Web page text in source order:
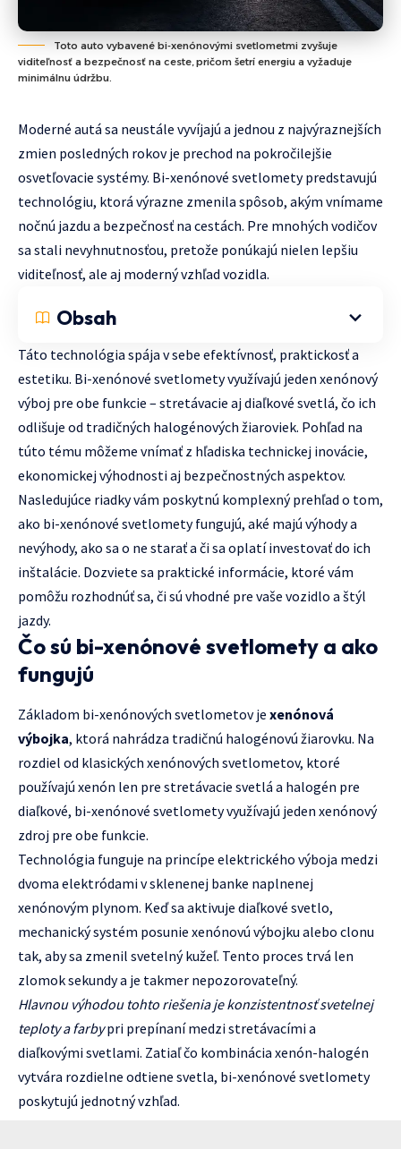
Toto auto vybavené bi-xenónovými svetlometmi zvyšuje
viditeľnosť a bezpečnosť na ceste, pričom šetrí energiu a vyžaduje
minimálnu údržbu.
Moderné autá sa neustále vyvíjajú a jednou z najvýraznejších
zmien posledných rokov je prechod na pokročilejšie
osvetľovacie systémy. Bi-xenónové svetlomety predstavujú
technológiu, ktorá výrazne zmenila spôsob, akým vnímame
nočnú jazdu a bezpečnosť na cestách. Pre mnohých vodičov
sa stali nevyhnutnosťou, pretože ponúkajú nielen lepšiu
viditeľnosť, ale aj moderný vzhľad vozidla.
Obsah
Táto technológia spája v sebe efektívnosť, praktickosť a
estetiku. Bi-xenónové svetlomety využívajú jeden xenónový
výboj pre obe funkcie – stretávacie aj diaľkové svetlá, čo ich
odlišuje od tradičných halogénových žiaroviek. Pohľad na
túto tému môžeme vnímať z hľadiska technickej inovácie,
ekonomickej výhodnosti aj bezpečnostných aspektov.
Nasledujúce riadky vám poskytnú komplexný prehľad o tom,
ako bi-xenónové svetlomety fungujú, aké majú výhody a
nevýhody, ako sa o ne starať a či sa oplatí investovať do ich
inštalácie. Dozviete sa praktické informácie, ktoré vám
pomôžu rozhodnúť sa, či sú vhodné pre vaše vozidlo a štýl
jazdy.
Čo sú bi-xenónové svetlomety a ako
fungujú
Základom bi-xenónových svetlometov je xenónová
výbojka, ktorá nahrádza tradičnú halogénovú žiarovku. Na
rozdiel od klasických xenónových svetlometov, ktoré
používajú xenón len pre stretávacie svetlá a halogén pre
diaľkové, bi-xenónové svetlomety využívajú jeden xenónový
zdroj pre obe funkcie.
Technológia funguje na princípe elektrického výboja medzi
dvoma elektródami v sklenenej banke naplnenej
xenónovým plynom. Keď sa aktivuje diaľkové svetlo,
mechanický systém posunie xenónovú výbojku alebo clonu
tak, aby sa zmenil svetelný kužeľ. Tento proces trvá len
zlomok sekundy a je takmer nepozorovateľný.
Hlavnou výhodou tohto riešenia je konzistentnosť svetelnej
teploty a farbypri prepínaní medzi stretávacími a
diaľkovými svetlami. Zatiaľ čo kombinácia xenón-halogén
vytvára rozdielne odtiene svetla, bi-xenónové svetlomety
poskytujú jednotný vzhľad.